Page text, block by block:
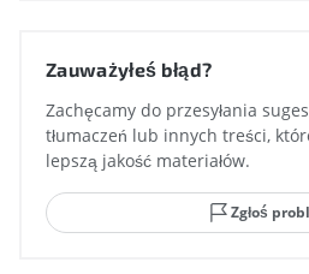
Zauważyłeś błąd?
Zachęcamy do przesyłania
tłumaczeń lub innych treści,
lepszą jakość materiałów.
Zgłoś